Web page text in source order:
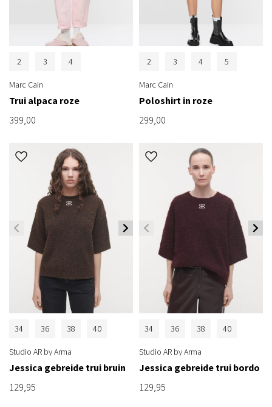
2 3 4
Marc Cain
Trui alpaca roze
399,00
2 3 4 5
Marc Cain
Poloshirt in roze
299,00
34 36 38 40
Studio AR by Arma
Jessica gebreide trui bruin
129,95
34 36 38 40
Studio AR by Arma
Jessica gebreide trui bordo
129,95